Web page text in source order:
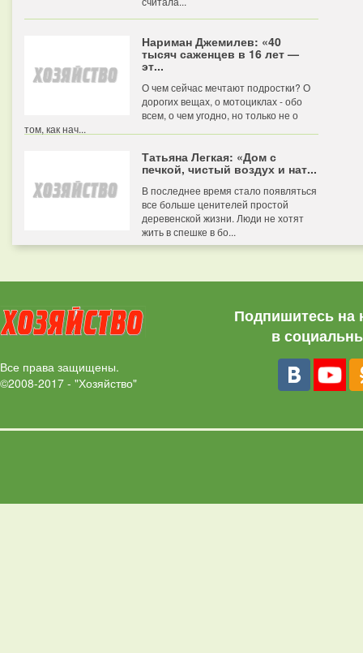
Нариман Джемилев: «40
тысяч саженцев в 16 лет —
эт...
О чем сейчас мечтают подростки? О
дорогих вещах, о мотоциклах - обо
всем, о чем угодно, но только не о
том, как нач...
Татьяна Легкая: «Дом с
печкой, чистый воздух и нат...
В последнее время стало появляться
все больше ценителей простой
деревенской жизни. Люди не хотят
жить в спешке в бо...
Все права защищены.
©2008-2017 - "Хозяйство"
Подпишитесь на
в